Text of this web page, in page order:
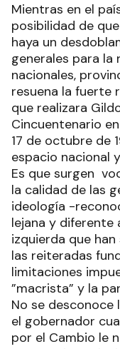
Mientras en el
posibilidad de
haya un
generales para la
nacionales,
resuena la fuerte
que realizara
Cincuentenario
17 de octubre de
espacio nacional
Es que surgen
la calidad de las
ideología -
lejana y diferente
izquierda que
las reiteradas
limitaciones
”macrista” y la
No se
el gobernador
por el Cambio le